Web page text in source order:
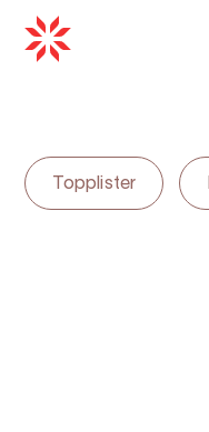
Topplister